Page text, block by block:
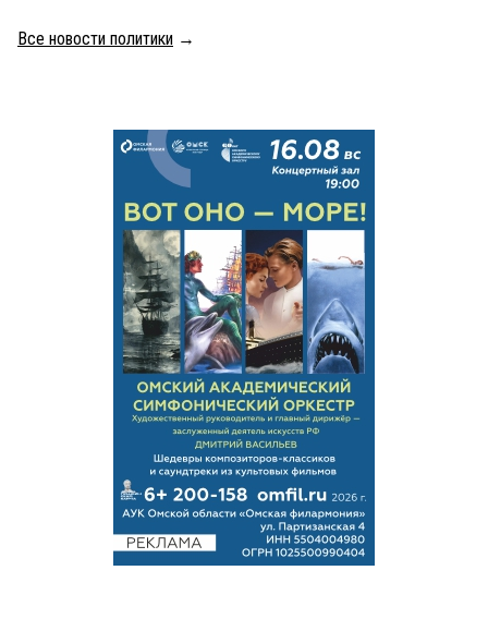
Все новости политики →